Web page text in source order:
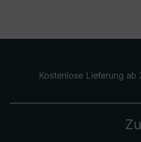
Kostenlose Lieferung ab